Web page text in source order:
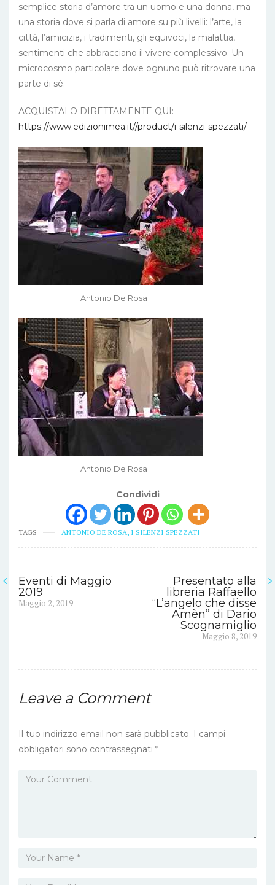
semplice storia d’amore tra un uomo e una donna, ma
una storia dove si parla di amore su più livelli: l’arte, la
città, l’amicizia, i tradimenti, gli equivoci, la malattia,
sentimenti che abbracciano il vivere complessivo. Un
microcosmo particolare dove ognuno può ritrovare una
parte di sé.
ACQUISTALO DIRETTAMENTE QUI:
https://www.edizionimea.it//product/i-silenzi-spezzati/
Antonio De Rosa
Antonio De Rosa
Condividi
TAGS ANTONIO DE ROSA, I SILENZI SPEZZATI
Navigazione
articoli
Eventi di Maggio
2019
Previous
Maggio 2, 2019
Presentato alla
libreria Raffaello
“L’angelo che disse
Amèn” di Dario
Scognamiglio
Maggio 8, 2019
Leave a Comment
Il tuo indirizzo email non sarà pubblicato.
I campi
obbligatori sono contrassegnati *